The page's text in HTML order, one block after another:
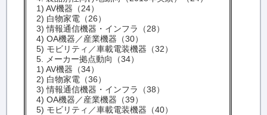
1) AV機器（24）
2) 白物家電（26）
3) 情報通信機器・インフラ（28）
4) OA機器／産業機器（30）
5) モビリティ／車載電装機器（32）
5. メーカー拠点動向（34）
1) AV機器（34）
2) 白物家電（36）
3) 情報通信機器・インフラ（38）
4) OA機器／産業機器（39）
5) モビリティ／車載電装機器（40）